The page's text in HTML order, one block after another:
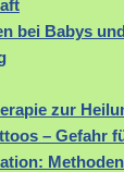
bei Babys
zur
– Gefahr